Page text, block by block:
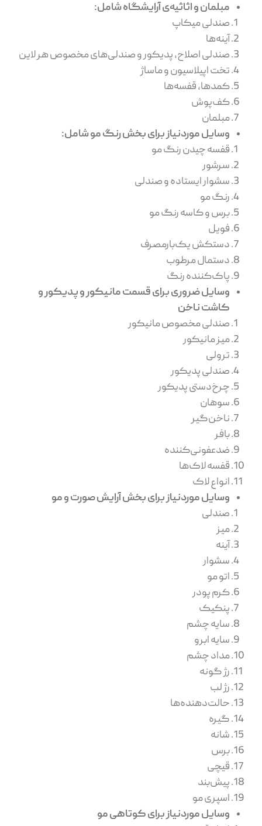
مبلمان و اثاثیه‌ی آرایشگاه شامل:
صندلی میکاپ
آینه‌ها
صندلی اصلاح، پدیکور و صندلی‌های مخصوص هر لاین
تخت اپیلاسیون و ماساژ
کمدها، قفسه‌ها
کف‌پوش
مبلمان
وسایل موردنیاز برای بخش رنگ مو شامل:
قفسه چیدن رنگ مو
سرشور
سشوار ایستاده و صندلی
رنگ مو
برس و کاسه رنگ مو
فویل
دستکش یک‌بارمصرف
دستمال مرطوب
پاک‌کننده رنگ
وسایل ضروری برای قسمت مانیکور و پدیکور و
کاشت ناخن
صندلی مخصوص مانیکور
میز مانیکور
ترولی
صندلی پدیکور
چرخ‌دستی پدیکور
سوهان
ناخن‌گیر
بافر
ضدعفونی‌کننده
قفسه لاک‌ها
انواع لاک
وسایل موردنیاز برای بخش آرایش صورت و مو
صندلی
میز
آینه
سشوار
اتو مو
کرم پودر
پنکیک
سایه چشم
سایه ابرو
مداد چشم
رژ گونه
رژ لب
حالت‌دهنده‌ها
گیره
شانه
برس
قیچی
پیش‌بند
اسپری مو
وسایل موردنیاز برای کوتاهی مو